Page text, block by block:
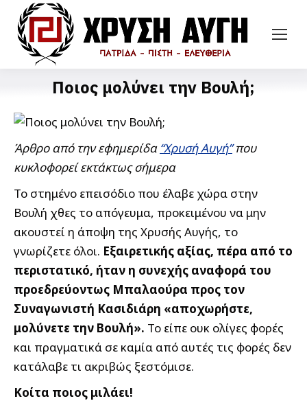
Ποιος μολύνει την Βουλή;
Άρθρο από την εφημερίδα “Χρυσή Αυγή”που
κυκλοφορεί εκτάκτως σήμερα
Το στημένο επεισόδιο που έλαβε χώρα στην
Βουλή χθες το απόγευμα, προκειμένου να μην
ακουστεί η άποψη της Χρυσής Αυγής, το
γνωρίζετε όλοι. Εξαιρετικής αξίας, πέρα από το
περιστατικό, ήταν η συνεχής αναφορά του
προεδρεύοντως Μπαλαούρα προς τον
Συναγωνιστή Κασιδιάρη «αποχωρήστε,
μολύνετε την Βουλή». Το είπε ουκ ολίγες φορές
και πραγματικά σε καμία από αυτές τις φορές δεν
κατάλαβε τι ακριβώς ξεστόμισε.
Κοίτα ποιος μιλάει!